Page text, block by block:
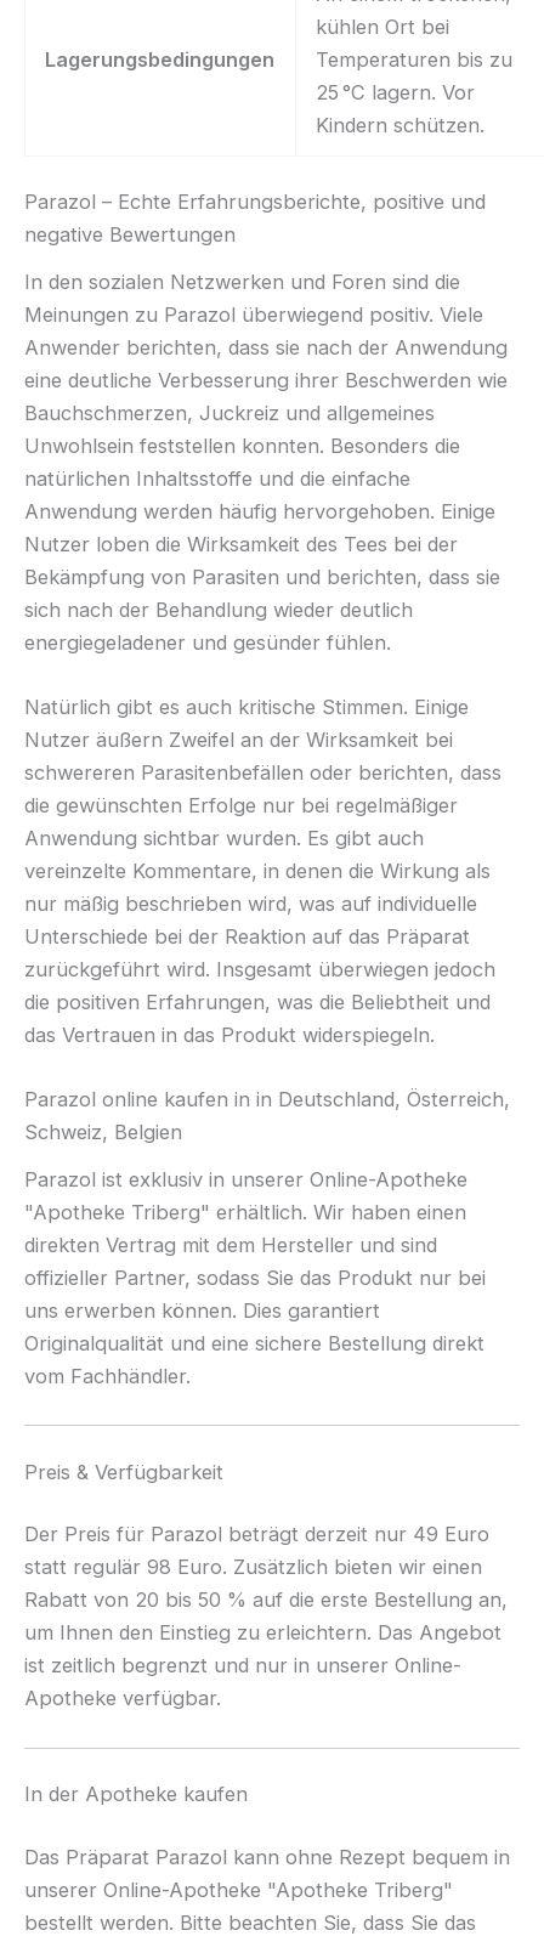
Lagerungsbedingungen
kühlen Ort bei
Temperaturen bis zu
25 °C lagern. Vor
Kindern schützen.
Parazol – Echte Erfahrungsberichte, positive und
negative Bewertungen
In den sozialen Netzwerken und Foren sind die
Meinungen zu Parazol überwiegend positiv. Viele
Anwender berichten, dass sie nach der Anwendung
eine deutliche Verbesserung ihrer Beschwerden wie
Bauchschmerzen, Juckreiz und allgemeines
Unwohlsein feststellen konnten. Besonders die
natürlichen Inhaltsstoffe und die einfache
Anwendung werden häufig hervorgehoben. Einige
Nutzer loben die Wirksamkeit des Tees bei der
Bekämpfung von Parasiten und berichten, dass sie
sich nach der Behandlung wieder deutlich
energiegeladener und gesünder fühlen.
Natürlich gibt es auch kritische Stimmen. Einige
Nutzer äußern Zweifel an der Wirksamkeit bei
schwereren Parasitenbefällen oder berichten, dass
die gewünschten Erfolge nur bei regelmäßiger
Anwendung sichtbar wurden. Es gibt auch
vereinzelte Kommentare, in denen die Wirkung als
nur mäßig beschrieben wird, was auf individuelle
Unterschiede bei der Reaktion auf das Präparat
zurückgeführt wird. Insgesamt überwiegen jedoch
die positiven Erfahrungen, was die Beliebtheit und
das Vertrauen in das Produkt widerspiegeln.
Parazol online kaufen in in Deutschland, Österreich,
Schweiz, Belgien
Parazol ist exklusiv in unserer Online-Apotheke
"Apotheke Triberg" erhältlich. Wir haben einen
direkten Vertrag mit dem Hersteller und sind
offizieller Partner, sodass Sie das Produkt nur bei
uns erwerben können. Dies garantiert
Originalqualität und eine sichere Bestellung direkt
vom Fachhändler.
Preis & Verfügbarkeit
Der Preis für Parazol beträgt derzeit nur 49 Euro
statt regulär 98 Euro. Zusätzlich bieten wir einen
Rabatt von 20 bis 50 % auf die erste Bestellung an,
um Ihnen den Einstieg zu erleichtern. Das Angebot
ist zeitlich begrenzt und nur in unserer Online-
Apotheke verfügbar.
In der Apotheke kaufen
Das Präparat Parazol kann ohne Rezept bequem in
unserer Online-Apotheke "Apotheke Triberg"
bestellt werden. Bitte beachten Sie, dass Sie das